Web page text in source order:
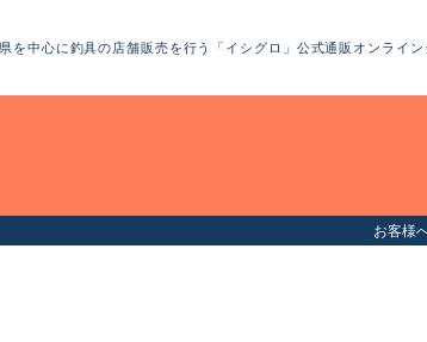
を中心に釣具の店舗販売を行う「イシグロ」公式通販オンライ
お客様